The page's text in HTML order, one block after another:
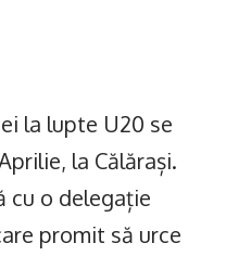
la lupte U20 se
la Călărași.
cu o delegație
promit să urce